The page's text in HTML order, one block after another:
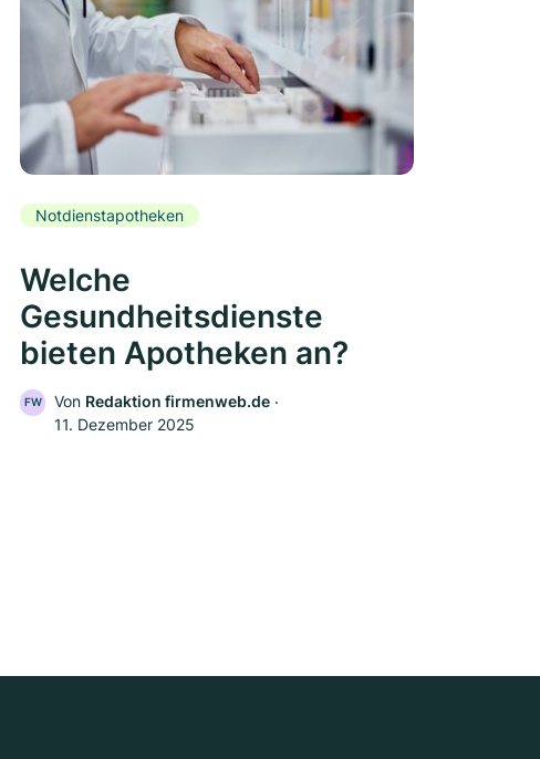
Notdienstapotheken
Welche
Gesundheitsdienste
bieten Apotheken an?
FW Von Redaktion firmenweb.de ‧
11. Dezember 2025